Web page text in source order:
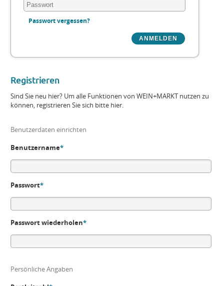
Passwort vergessen?
Registrieren
Sind Sie neu hier? Um alle Funktionen von WEIN+MARKT nutzen zu
können, registrieren Sie sich bitte hier.
Benutzerdaten einrichten
Benutzername*
Passwort*
Passwort wiederholen*
Persönliche Angaben